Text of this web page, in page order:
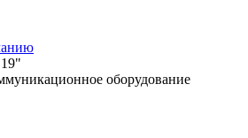
оборудование